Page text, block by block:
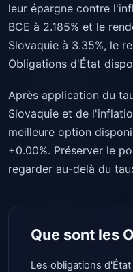
leur épargne contre
BCE à 2.185% et le
Slovaquie à 3.35%, le
Obligations d'État
Après application du
Slovaquie et de
meilleure option
+0.00%. Préserver le
regarder au-delà du
Que sont les
Les obligations